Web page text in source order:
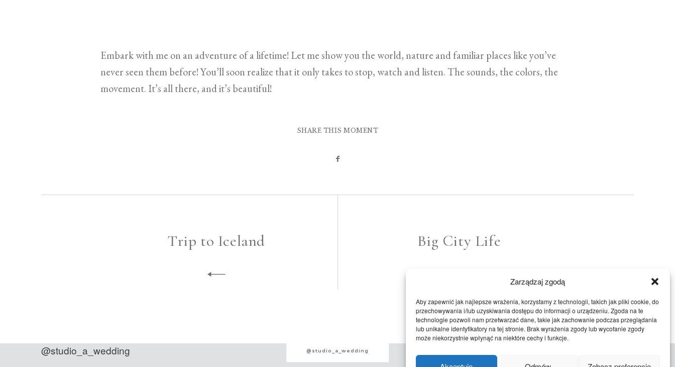
Zarządzaj zgodą
Aby zapewnić jak najlepsze wrażenia, korzystamy z technologii, takich jak pliki cookie, do
przechowywania i/lub uzyskiwania dostępu do informacji o urządzeniu. Zgoda na te
technologie pozwoli nam przetwarzać dane, takie jak zachowanie podczas przeglądania
lub unikalne identyfikatory na tej stronie. Brak wyrażenia zgody lub wycofanie zgody
może niekorzystnie wpłynąć na niektóre cechy i funkcje.
Embark with me on an adventure of a lifetime! Let me show you the world, nature and familiar places like you’ve
never seen them before! You’ll soon realize that it only takes to stop, watch and listen. The sounds, the colors, the
movement. It’s all there, and it’s beautiful!
SHARE THIS MOMENT
Trip to Iceland Big City Life
@studio_a_wedding @studio_a_wedding